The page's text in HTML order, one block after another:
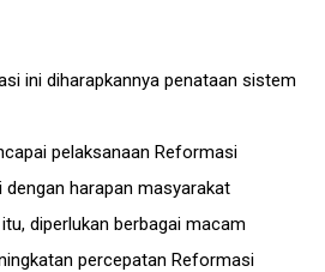
ini diharapkannya penataan sistem
pelaksanaan Reformasi
harapan masyarakat
diperlukan berbagai macam
percepatan Reformasi